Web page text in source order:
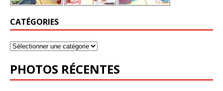
CATÉGORIES
PHOTOS RÉCENTES